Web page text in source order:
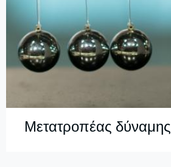
Μετατροπέας δύναμης